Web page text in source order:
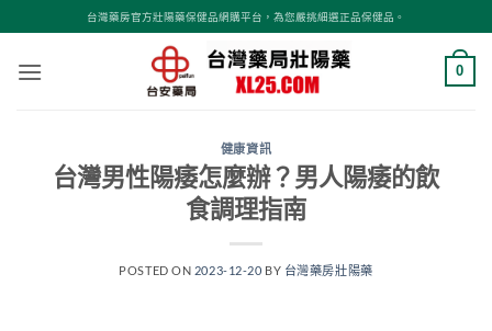
轉
台灣藥房官方壯陽藥保健品網購平台，為您嚴挑細選正品保健品。
0
健康資訊
台灣男性陽痿怎麼辦？男人陽痿的飲
食調理指南
POSTED ON 2023-12-20 BY 台灣藥房壯陽藥